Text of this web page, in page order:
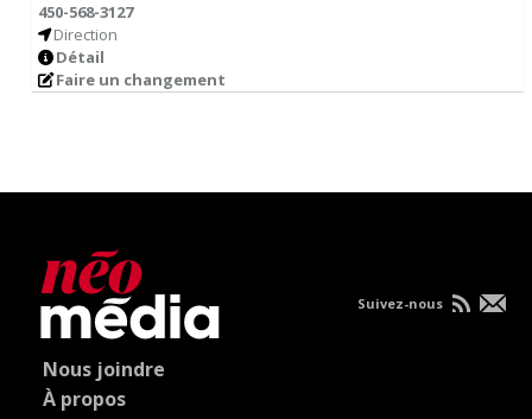
450-568-3127
Direction
Détail
Faire un changement
Nous joindre
À propos
Suivez-nous